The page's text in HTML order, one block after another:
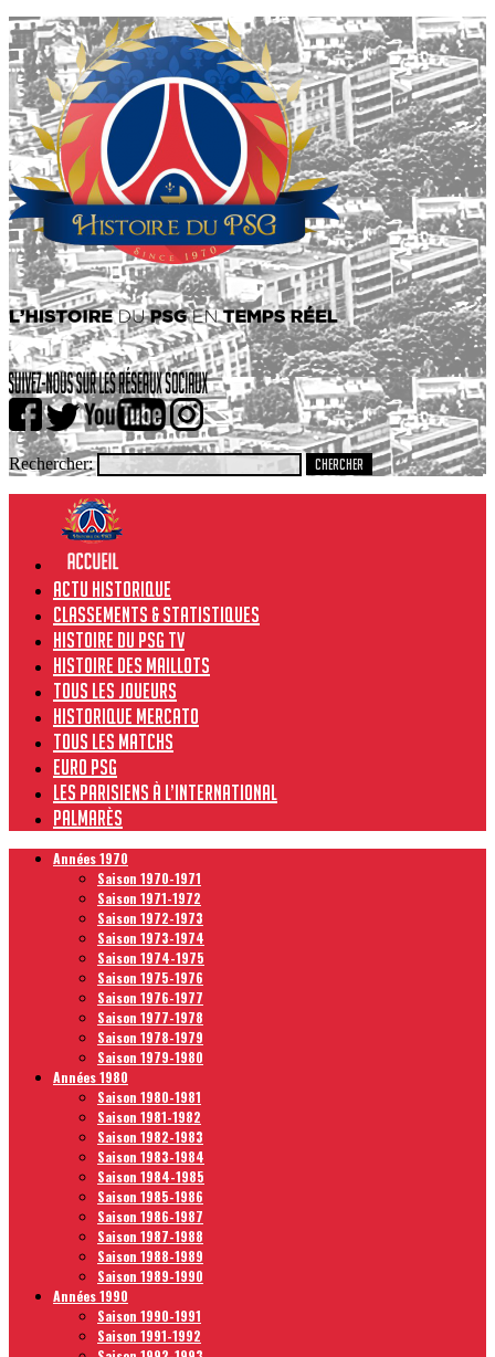
Rechercher:
Actu historique
Classements & Statistiques
Histoire du PSG TV
Histoire des maillots
Tous les joueurs
Historique Mercato
Tous les matchs
Euro PSG
Les Parisiens à l’international
Palmarès
Années 1970
Saison 1970-1971
Saison 1971-1972
Saison 1972-1973
Saison 1973-1974
Saison 1974-1975
Saison 1975-1976
Saison 1976-1977
Saison 1977-1978
Saison 1978-1979
Saison 1979-1980
Années 1980
Saison 1980-1981
Saison 1981-1982
Saison 1982-1983
Saison 1983-1984
Saison 1984-1985
Saison 1985-1986
Saison 1986-1987
Saison 1987-1988
Saison 1988-1989
Saison 1989-1990
Années 1990
Saison 1990-1991
Saison 1991-1992